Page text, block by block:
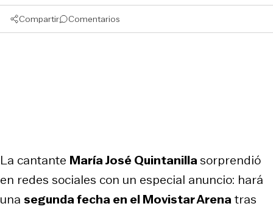
Compartir Comentarios
La cantante María José Quintanillasorprendió
en redes sociales con un especial anuncio: hará
una segunda fecha en el Movistar Arenatras